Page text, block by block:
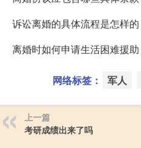
诉讼离婚的具体流程是怎样的
离婚时如何申请生活困难援助
网络标签： 军人
上一篇
考研成绩出来了吗